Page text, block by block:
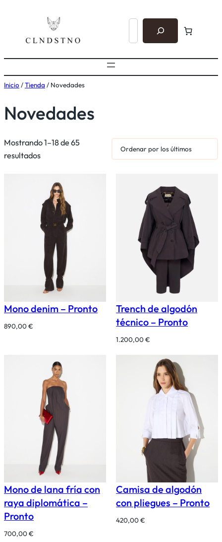
a
Inicio /Tienda / Novedades
Novedades
Mostrando 1–18 de 65
resultadosOrdenado
últimos
Mono denim – Pronto
890,00€
Trench de algodón
técnico – Pronto
1.200,00€
Mono de lana fría con
raya diplomática –
Pronto
700,00€
Camisa de algodón
con pliegues – Pronto
420,00€